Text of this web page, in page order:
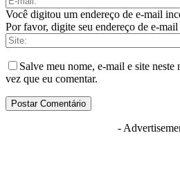
Você digitou um endereço de e-mail
Por favor, digite seu endereço de e-mail
Salve meu nome, e-mail e site neste
vez que eu comentar.
-